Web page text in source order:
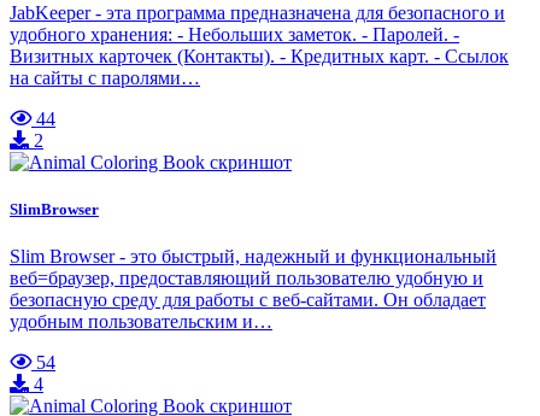
JabKeeper - эта программа предназначена для безопасного и
удобного хранения: - Небольших заметок. - Паролей. -
Визитных карточек (Контакты). - Кредитных карт. - Ссылок
на сайты с паролями…
44
2
SlimBrowser
Slim Browser - это быстрый, надежный и функциональный
веб=браузер, предоставляющий пользователю удобную и
безопасную среду для работы с веб-сайтами. Он обладает
удобным пользовательским и…
54
4